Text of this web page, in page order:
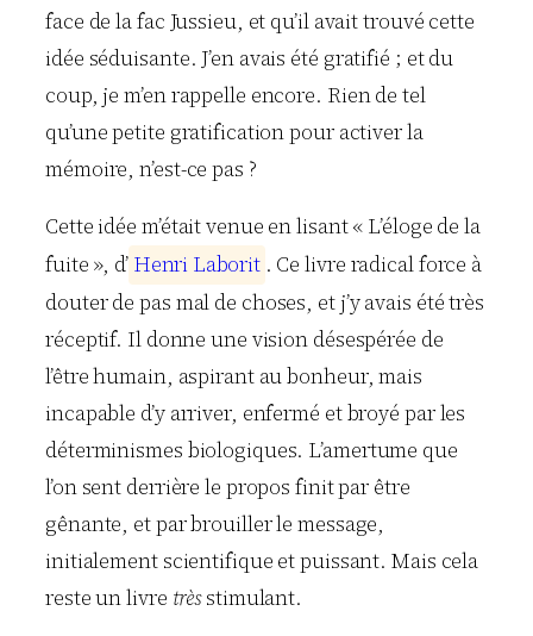
face de la fac Jussieu, et qu’il avait trouvé cette
idée séduisante. J’en avais été gratifié ; et du
coup, je m’en rappelle encore. Rien de tel
qu’une petite gratification pour activer la
mémoire, n’est-ce pas ?
Cette idée m’était venue en lisant « L’éloge de la
fuite », d’ Henri Laborit . Ce livre radical force à
douter de pas mal de choses, et j’y avais été très
réceptif. Il donne une vision désespérée de
l’être humain, aspirant au bonheur, mais
incapable d’y arriver, enfermé et broyé par les
déterminismes biologiques. L’amertume que
l’on sent derrière le propos finit par être
gênante, et par brouiller le message,
initialement scientifique et puissant. Mais cela
reste un livre trèsstimulant.